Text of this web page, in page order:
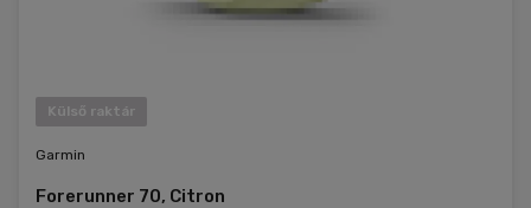
Külső raktár
Garmin
Forerunner 70, Citron